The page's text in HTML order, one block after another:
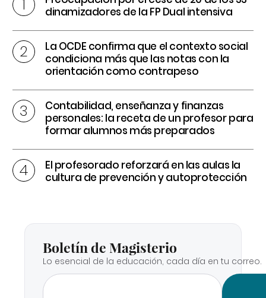
dinamizadores de la FP Dual intensiva
La OCDE confirma que el contexto social
condiciona más que las notas con la
orientación como contrapeso
Contabilidad, enseñanza y finanzas
personales: la receta de un profesor para
formar alumnos más preparados
El profesorado reforzará en las aulas la
cultura de prevención y autoprotección
Boletín de Magisterio
Lo esencial de la educación, cada día en tu correo.